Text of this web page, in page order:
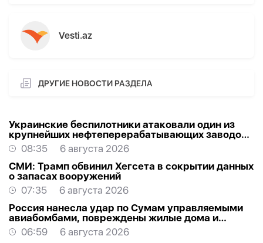
Vesti.az
ДРУГИЕ НОВОСТИ РАЗДЕЛА
Украинские беспилотники атаковали один из
крупнейших нефтеперерабатывающих заводов
России в Ярославской области
08:35
6 августа 2026
СМИ: Трамп обвинил Хегсета в сокрытии данных
о запасах вооружений
07:35
6 августа 2026
Россия нанесла удар по Сумам управляемыми
авиабомбами, повреждены жилые дома и
торговый центр
06:59
6 августа 2026